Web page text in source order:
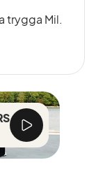
trygga Mil.